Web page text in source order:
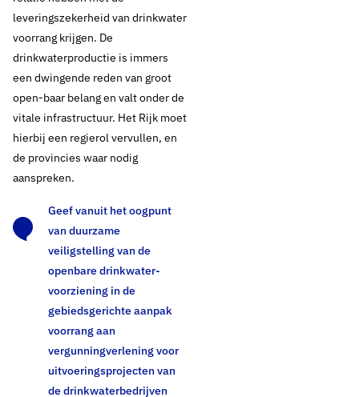
Stikstofproblematiek
en
uitvoeringsprojecten
drinkwatersector
Er ligt een grote opgave voor Nederland om de neerslag van stikstof
te verminderen ter bescherming van onze natuur. In de
grondwaterbeschermingsgebieden rond de winningen voor
drinkwaterproductie vindt nog steeds teveel stikstofdepositie
plaats, wat negatieve effecten heeft op de natuur die de
drinkwaterbedrijven in een groot aantal van deze gebieden
beheren. Hiervoor is het cruciaal dat de bronaanpak verbeterd
wordt om stikstofemissies terug te dringen. De drinkwatersector
zet zich in om hieraan een maximale bijdrage te leveren.
7 december 2020
leveringszekerheid van drinkwater
voorrang krijgen. De
drinkwaterproductie is immers
een dwingende reden van groot
open-baar belang en valt onder de
vitale infrastructuur. Het Rijk moet
hierbij een regierol vervullen, en
de provincies waar nodig
aanspreken.
Geef vanuit het oogpunt
van duurzame
veiligstelling van de
openbare drinkwater-
voorziening in de
gebiedsgerichte aanpak
voorrang aan
vergunningverlening voor
uitvoeringsprojecten van
de drinkwaterbedrijven